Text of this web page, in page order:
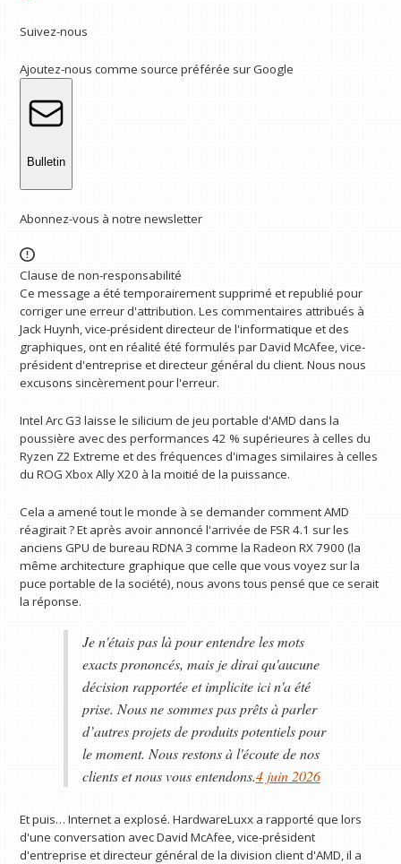
Suivez-nous
Ajoutez-nous comme source préférée sur Google
Bulletin
Abonnez-vous à notre newsletter
Clause de non-responsabilité
Ce message a été temporairement supprimé et republié pour
corriger une erreur d'attribution. Les commentaires attribués à
Jack Huynh, vice-président directeur de l'informatique et des
graphiques, ont en réalité été formulés par David McAfee, vice-
président d'entreprise et directeur général du client. Nous nous
excusons sincèrement pour l'erreur.
Intel Arc G3 laisse le silicium de jeu portable d'AMD dans la
poussière avec des performances 42 % supérieures à celles du
Ryzen Z2 Extreme et des fréquences d'images similaires à celles
du ROG Xbox Ally X20 à la moitié de la puissance.
Cela a amené tout le monde à se demander comment AMD
réagirait ? Et après avoir annoncé l'arrivée de FSR 4.1 sur les
anciens GPU de bureau RDNA 3 comme la Radeon RX 7900 (la
même architecture graphique que celle que vous voyez sur la
puce portable de la société), nous avons tous pensé que ce serait
la réponse.
Je n'étais pas là pour entendre les mots
exacts prononcés, mais je dirai qu'aucune
décision rapportée et implicite ici n'a été
prise. Nous ne sommes pas prêts à parler
d’autres projets de produits potentiels pour
le moment. Nous restons à l'écoute de nos
clients et nous vous entendons.4 juin 2026
Et puis… Internet a explosé. HardwareLuxx a rapporté que lors
d'une conversation avec David McAfee, vice-président
d'entreprise et directeur général de la division client d'AMD, il a